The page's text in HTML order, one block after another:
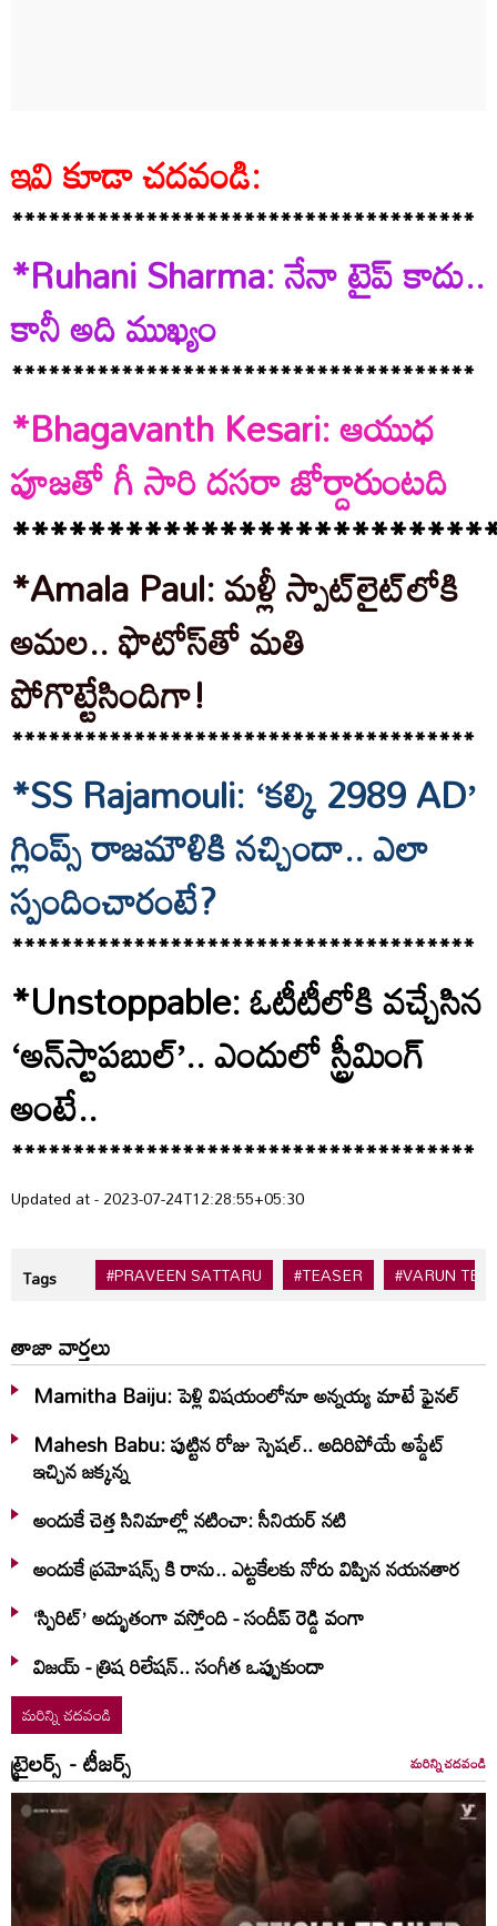
ఇవి కూడా చదవండి:
**************************************
*Ruhani Sharma: నేనా టైప్ కాదు..
కానీ అది ముఖ్యం
**************************************
*Bhagavanth Kesari: ఆయుధ
పూజతో గీ సారి దసరా జోర్దారుంటది
*Amala Paul: మళ్లీ స్పాట్‌లైట్‌లోకి
అమల.. ఫొటోస్‌‌తో మతి
పోగొట్టేసిందిగా!
**************************************
*SS Rajamouli: ‘కల్కి 2989 AD’
గ్లింప్స్ రాజమౌళికి నచ్చిందా.. ఎలా
స్పందించారంటే?
**************************************
*Unstoppable: ఓటీటీలోకి వచ్చేసిన
‘అన్‌స్టాపబుల్’.. ఎందులో స్ట్రీమింగ్
అంటే..
**************************************
Updated at - 2023-07-24T12:28:55+05:30
Tags #PRAVEEN SATTARU #TEASER #VARUN TEJ
తాజా వార్తలు
Mamitha Baiju: పెళ్లి విషయంలోనూ అన్నయ్య మాటే ఫైనల్‌
Mahesh Babu: పుట్టిన రోజు స్పెషల్.. అదిరిపోయే అప్డేట్
ఇచ్చిన జక్కన్న
అందుకే చెత్త సినిమాల్లో నటించా: సీనియర్ నటి
అందుకే ప్రమోషన్స్ కి రాను.. ఎట్టకేలకు నోరు విప్పిన నయనతార
‘స్పిరిట్’ అద్భుతంగా వస్తోంది - సందీప్ రెడ్డి వంగా
విజయ్ - త్రిష రిలేషన్.. సంగీత ఒప్పుకుందా
మరిన్ని చదవండి
ట్రైలర్స్ - టీజర్స్ మరిన్ని చదవండి